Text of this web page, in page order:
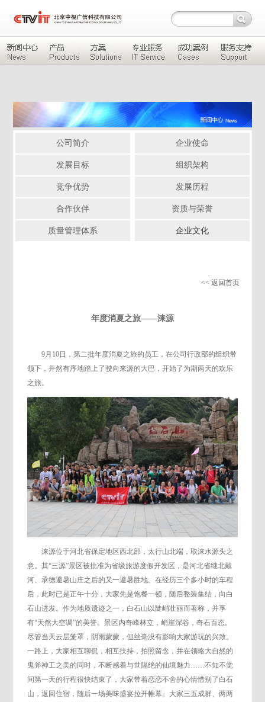
公司简介 企业使命
发展目标 组织架构
竞争优势 发展历程
合作伙伴 资质与荣誉
质量管理体系 企业文化
<< 返回首页
年度消夏之旅——涞源
9月10日，第二批年度消夏之旅的员工，在公司行政部的组织带
领下，井然有序地踏上了驶向来源的大巴，开始了为期两天的欢乐
之旅。
涞源位于河北省保定地区西北部，太行山北端，取涞水源头之
意。其“三源”景区被批准为省级旅游度假开发区，是河北省继北戴
河、承德避暑山庄之后的又一避暑胜地。在经历三个多小时的车程
后，此时已是正午十分，大家先是饱餐一顿，随后整装集结，向白
石山进发。作为地质遗迹之一，白石山以陡峭壮丽而著称，并享
有“天然大空调”的美誉。景区内奇峰林立，峭崖深谷，奇石百态。
尽管当天云层笼罩，阴雨蒙蒙，但丝毫没有影响大家游玩的兴致。
一路上，大家相互聊侃，相互扶持，拍照留念，并在领略大自然的
鬼斧神工之美的同时，不断感着与世隔绝的仙境魅力……不知不觉
间第一天的行程很快结束了，大家带着恋恋不舍的心情惜别了白石
山，返回住宿，随后一场美味盛宴拉开帷幕。大家三五成群、两两